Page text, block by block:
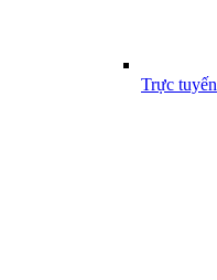
Trực tuyến